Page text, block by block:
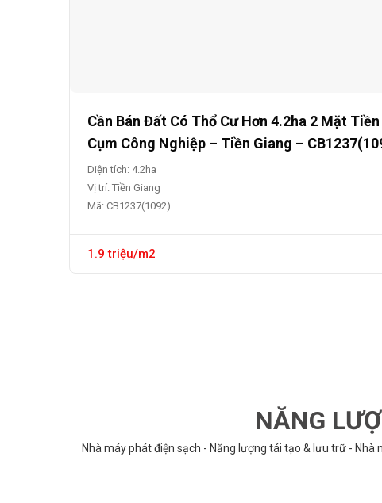
Cần Bán Đất Có Thổ Cư Hơn 4.2ha 2 Mặt
Cụm Công Nghiệp – Tiền Giang –
Diện tích: 4.2ha
Vị trí: Tiền Giang
Mã: CB1237(1092)
1.9 triệu/m2
NĂNG
Nhà máy phát điện sạch - Năng lượng tái tạo & lưu trữ -